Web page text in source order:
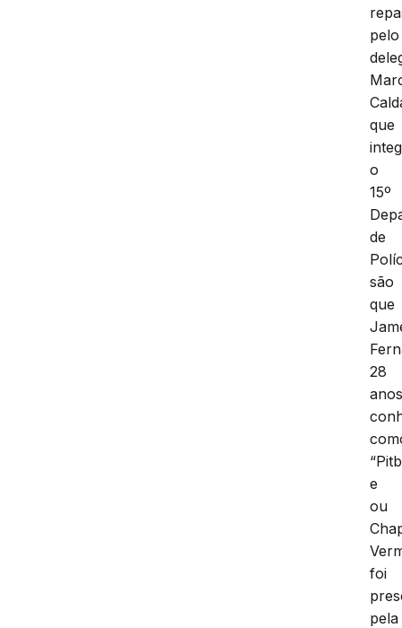
pelo
que
o
15º
de
são
que
28
e
ou
foi
pela